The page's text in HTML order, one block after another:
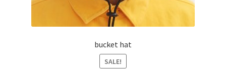
bucket hat
SALE!